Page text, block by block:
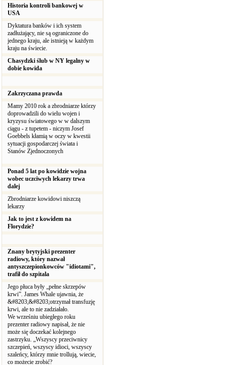
Historia kontroli bankowej w
USA
Dyktatura banków i ich system
zadłużający, nie są ograniczone do
jednego kraju, ale istnieją w każdym
kraju na świecie.
Chasydzki ślub w NY legalny w
dobie kowida
Zakrzyczana prawda
Mamy 2010 rok a zbrodniarze którzy
doprowadzili do wielu wojen i
kryzysu światowego w w dalszym
ciągu - z tupetem - niczym Josef
Goebbels kłamią w oczy w kwestii
sytuacji gospodarczej świata i
Stanów Zjednoczonych
Ponad 5 lat po kowidzie wojna
wobec uczciwych lekarzy trwa
dalej
Zbrodniarze kowidowi niszczą
lekarzy
Jak to jest z kowidem na
Florydzie?
Znany brytyjski prezenter
radiowy, który nazwał
antyszczepionkowców "idiotami",
trafił do szpitala
Jego płuca były „pełne skrzepów
krwi”. James Whale ujawnia, że
&#8203;&#8203;otrzymał transfuzję
krwi, ale to nie zadziałało.
We wrześniu ubiegłego roku
prezenter radiowy napisał, że nie
może się doczekać kolejnego
zastrzyku. „Wszyscy przeciwnicy
szczepień, wszyscy idioci, wszyscy
szaleńcy, którzy mnie trollują, wiecie,
co możecie zrobić?